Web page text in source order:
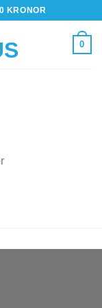
KRONOR
0